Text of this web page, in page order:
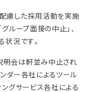
慮した採用活動を実施
ループ面接の中止」、
状況です。
明会は軒並み中止され
ダー各社によるツール
ングサービス各社による